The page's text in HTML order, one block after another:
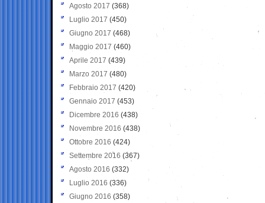
Agosto 2017 (368)
Luglio 2017 (450)
Giugno 2017 (468)
Maggio 2017 (460)
Aprile 2017 (439)
Marzo 2017 (480)
Febbraio 2017 (420)
Gennaio 2017 (453)
Dicembre 2016 (438)
Novembre 2016 (438)
Ottobre 2016 (424)
Settembre 2016 (367)
Agosto 2016 (332)
Luglio 2016 (336)
Giugno 2016 (358)